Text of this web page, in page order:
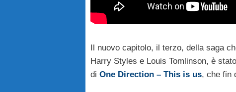
Il nuovo capitolo, il terzo, della saga
Harry Styles e Louis Tomlinson, è
di One Direction – This is us, che fin